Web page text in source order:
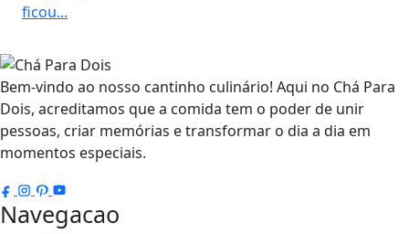
Bem-vindo ao nosso cantinho culinário! Aqui no Chá Para
Dois, acreditamos que a comida tem o poder de unir
pessoas, criar memórias e transformar o dia a dia em
momentos especiais.
Navegacao